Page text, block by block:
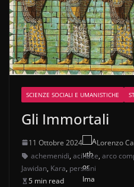
SCIENZE SOCIALI E UMANISTICHE
Gli Immortali
11 Ottobre 2024 Lorenzo
achemenidi, acinace, arco
Jawidan, Kara, persiani
5 min read